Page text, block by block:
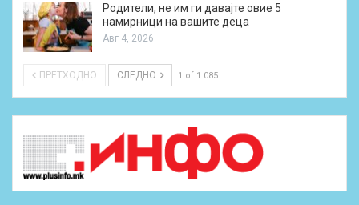
Родители, не им ги давајте овие 5
намирници на вашите деца
Авг 4, 2026
ПРЕТХОДНО СЛЕДНО 1 of 1.085